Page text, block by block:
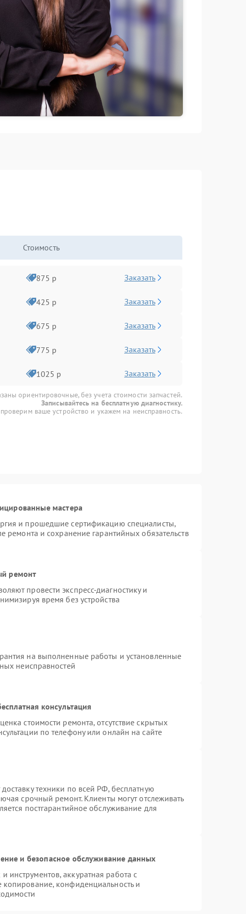
Стоимость
875 р Заказать
425 р Заказать
675 р Заказать
775 р Заказать
1025 р Заказать
ориентировочные, без учета стоимости запчастей.
Записывайтесь на бесплатную диагностику.
ваше устройство и укажем на неисправность.
мастера
и прошедшие сертификацию специалисты,
ремонта и сохранение гарантийных обязательств
ремонт
провести экспресс-диагностику и
время без устройства
на выполненные работы и установленные
неисправностей
консультация
стоимости ремонта, отсутствие скрытых
по телефону или онлайн на сайте
техники по всей РФ, бесплатную
срочный ремонт. Клиенты могут отслеживать
постгарантийное обслуживание для
и безопасное обслуживание данных
аккуратная работа с
конфиденциальность и